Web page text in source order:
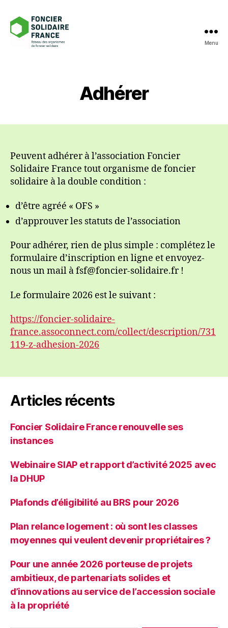
Menu
Adhérer
Peuvent adhérer à l’association Foncier
Solidaire France tout organisme de foncier
solidaire à la double condition :
d’être agréé « OFS »
d’approuver les statuts de l’association
Pour adhérer, rien de plus simple : complétez le
formulaire d’inscription en ligne et envoyez-
nous un mail à fsf@foncier-solidaire.fr !
Le formulaire 2026 est le suivant :
https://foncier-solidaire-
france.assoconnect.com/collect/description/731
119-z-adhesion-2026
Articles récents
Foncier Solidaire France renouvelle ses
instances
Webinaire SIAP et rapport d’activité 2025 avec
la DHUP
Plafonds d’éligibilité au BRS pour 2026
Plan relance logement : où sont les classes
moyennes qui veulent devenir propriétaires ?
Pour une année 2026 porteuse de projets
ambitieux, de partenariats solides et
d’innovations au service de l’accession sociale
à la propriété